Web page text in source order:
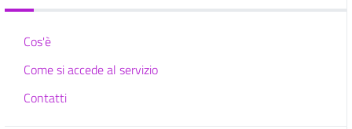
Cos'è
Come si accede al servizio
Contatti